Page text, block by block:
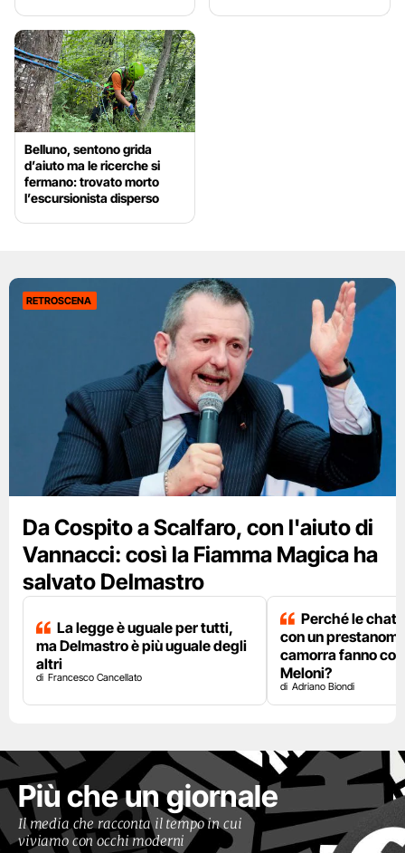
Belluno, sentono grida
d’aiuto ma le ricerche si
fermano: trovato morto
l’escursionista disperso
RETROSCENA
Da Cospito a Scalfaro, con l'aiuto di
Vannacci: così la Fiamma Magica ha
salvato Delmastro
La legge è uguale per tutti,
ma Delmastro è più uguale degli
altri
Francesco Cancellato
Perché le chat
con un
camorra fanno
Meloni?
Adriano Biondi
Più che un giornale
Il media che racconta il tempo in cui
viviamo con occhi moderni